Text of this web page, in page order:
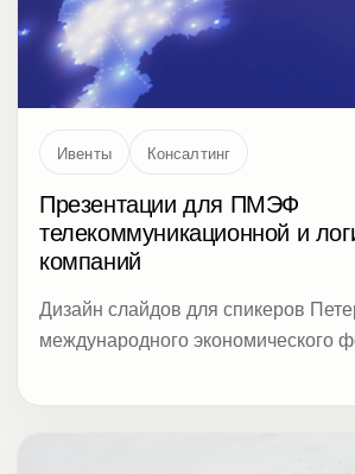
Презентации для ПМЭФ
телекоммуникационной и
компаний